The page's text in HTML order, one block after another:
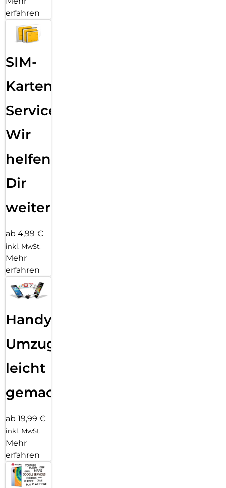
erfahren
SIM-
Karten
Service:
Wir
helfen
Dir
weiter
ab 4,99 €
inkl. MwSt.
Mehr
erfahren
Handy
Umzug
leicht
gemacht!
ab 19,99 €
inkl. MwSt.
Mehr
erfahren